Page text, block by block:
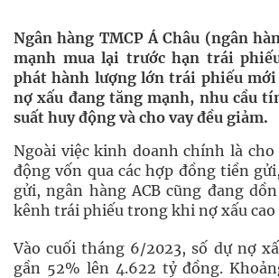
Ngân hàng TMCP Á Châu (ngân
mạnh mua lại trước hạn trái
phát hành lượng lớn trái phiếu
nợ xấu đang tăng mạnh, nhu cầu
suất huy động và cho vay đều giảm.
Ngoài việc kinh doanh chính là
động vốn qua các hợp đồng tiền
gửi, ngân hàng ACB cũng đang
kênh trái phiếu trong khi nợ xấu
Vào cuối tháng 6/2023, số dự nợ
gần 52% lên 4.622 tỷ đồng.